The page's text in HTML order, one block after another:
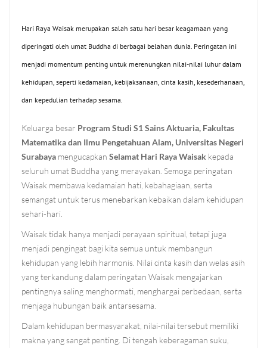
Hari Raya Waisak merupakan salah satu hari besar keagamaan yang
diperingati oleh umat Buddha di berbagai belahan dunia. Peringatan ini
menjadi momentum penting untuk merenungkan nilai-nilai luhur dalam
kehidupan, seperti kedamaian, kebijaksanaan, cinta kasih, kesederhanaan,
dan kepedulian terhadap sesama.
Keluarga besar Program Studi S1 Sains Aktuaria, Fakultas
Matematika dan Ilmu Pengetahuan Alam, Universitas Negeri
Surabaya mengucapkan Selamat Hari Raya Waisak kepada
seluruh umat Buddha yang merayakan. Semoga peringatan
Waisak membawa kedamaian hati, kebahagiaan, serta
semangat untuk terus menebarkan kebaikan dalam kehidupan
sehari-hari.
Waisak tidak hanya menjadi perayaan spiritual, tetapi juga
menjadi pengingat bagi kita semua untuk membangun
kehidupan yang lebih harmonis. Nilai cinta kasih dan welas asih
yang terkandung dalam peringatan Waisak mengajarkan
pentingnya saling menghormati, menghargai perbedaan, serta
menjaga hubungan baik antarsesama.
Dalam kehidupan bermasyarakat, nilai-nilai tersebut memiliki
makna yang sangat penting. Di tengah keberagaman suku,